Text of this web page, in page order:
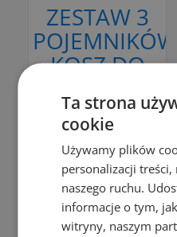
ZESTAW 3
POJEMNIKÓW
KOSZ DO
SEGREGACJI
ODPADÓW
BINI 3X35L
+ FILTRY
zł149.99
Add to cart
Ta strona
cookie
Używamy plików
personalizacji
naszego ruchu.
informacje o tym,
witryny, naszym